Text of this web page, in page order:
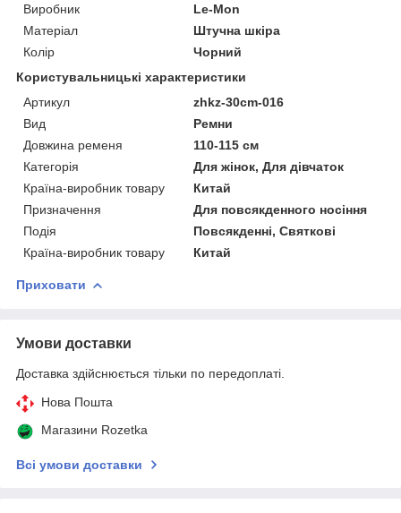
Виробник
Le-Mon
Матеріал
Штучна шкіра
Колір
Чорний
Користувальницькі характеристики
Артикул
zhkz-30cm-016
Вид
Ремни
Довжина ременя
110-115 см
Категорія
Для жінок, Для дівчаток
Країна-виробник товару
Китай
Призначення
Для повсякденного носіння
Подія
Повсякденні, Святкові
Країна-виробник товару
Китай
Приховати
Умови доставки
Доставка здійснюється тільки по передоплаті.
Нова Пошта
Магазини Rozetka
Всі умови доставки